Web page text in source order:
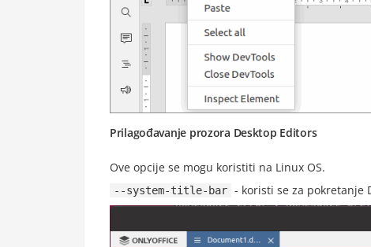
Prilagođavanje prozora Desktop Editors
Ove opcije se mogu koristiti na Linux OS.
--system-title-bar - koristi se za pokretanje